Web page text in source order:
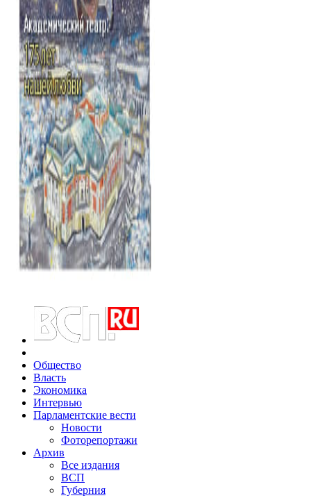
Общество
Власть
Экономика
Интервью
Парламентские вести
Новости
Фоторепортажи
Архив
Все издания
ВСП
Губерния